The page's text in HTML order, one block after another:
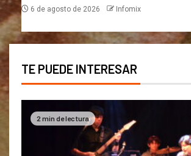
6 de agosto de 2026 Infomix
TE PUEDE INTERESAR
2 min de lectura